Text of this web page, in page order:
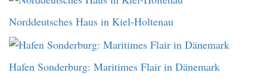
Norddeutsches Haus in Kiel-Holtenau
Hafen Sonderburg: Maritimes Flair in Dänemark